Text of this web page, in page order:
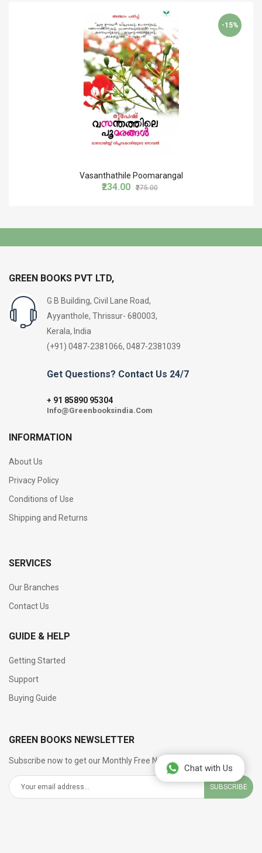
Chat with Us
-15%
Vasanthathile Poomarangal
₹234.00 ₹275.00
GREEN BOOKS PVT LTD,
G B Building, Civil Lane Road,
Ayyanthole, Thrissur- 680003,
Kerala, India
(+91) 0487-2381066, 0487-2381039
Get Questions? Contact Us 24/7
+ 91 85890 95304
Info@Greenbooksindia.Com
INFORMATION
About Us
Privacy Policy
Conditions of Use
Shipping and Returns
SERVICES
Our Branches
Contact Us
GUIDE & HELP
Getting Started
Support
Buying Guide
GREEN BOOKS NEWSLETTER
Subscribe now to get our Monthly Free Newsletter
SUBSCRIBE